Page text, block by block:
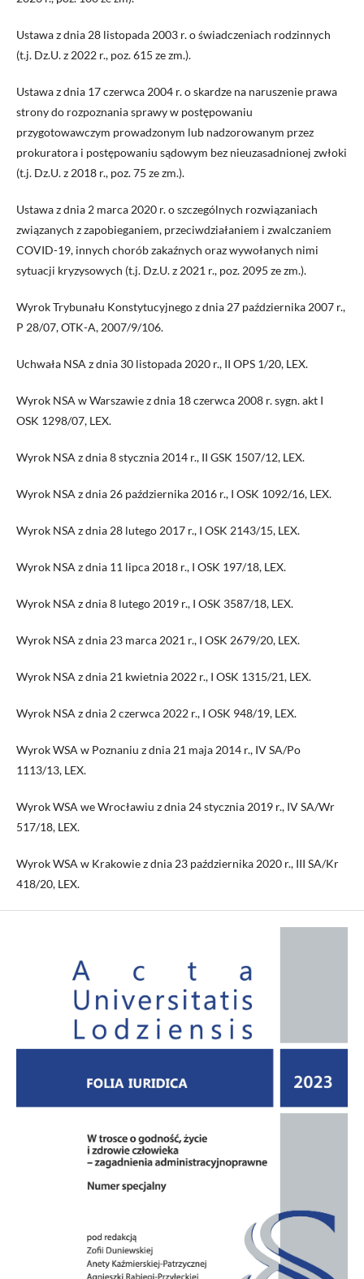
Ustawa z dnia 28 listopada 2003 r. o świadczeniach rodzinnych
(t.j. Dz.U. z 2022 r., poz. 615 ze zm.).
Ustawa z dnia 17 czerwca 2004 r. o skardze na naruszenie prawa
strony do rozpoznania sprawy w postępowaniu
przygotowawczym prowadzonym lub nadzorowanym przez
prokuratora i postępowaniu sądowym bez nieuzasadnionej zwłoki
(t.j. Dz.U. z 2018 r., poz. 75 ze zm.).
Ustawa z dnia 2 marca 2020 r. o szczególnych rozwiązaniach
związanych z zapobieganiem, przeciwdziałaniem i zwalczaniem
COVID-19, innych chorób zakaźnych oraz wywołanych nimi
sytuacji kryzysowych (t.j. Dz.U. z 2021 r., poz. 2095 ze zm.).
Wyrok Trybunału Konstytucyjnego z dnia 27 października 2007 r.,
P 28/07, OTK-A, 2007/9/106.
Uchwała NSA z dnia 30 listopada 2020 r., II OPS 1/20, LEX.
Wyrok NSA w Warszawie z dnia 18 czerwca 2008 r. sygn. akt I
OSK 1298/07, LEX.
Wyrok NSA z dnia 8 stycznia 2014 r., II GSK 1507/12, LEX.
Wyrok NSA z dnia 26 października 2016 r., I OSK 1092/16, LEX.
Wyrok NSA z dnia 28 lutego 2017 r., I OSK 2143/15, LEX.
Wyrok NSA z dnia 11 lipca 2018 r., I OSK 197/18, LEX.
Wyrok NSA z dnia 8 lutego 2019 r., I OSK 3587/18, LEX.
Wyrok NSA z dnia 23 marca 2021 r., I OSK 2679/20, LEX.
Wyrok NSA z dnia 21 kwietnia 2022 r., I OSK 1315/21, LEX.
Wyrok NSA z dnia 2 czerwca 2022 r., I OSK 948/19, LEX.
Wyrok WSA w Poznaniu z dnia 21 maja 2014 r., IV SA/Po
1113/13, LEX.
Wyrok WSA we Wrocławiu z dnia 24 stycznia 2019 r., IV SA/Wr
517/18, LEX.
Wyrok WSA w Krakowie z dnia 23 października 2020 r., III SA/Kr
418/20, LEX.